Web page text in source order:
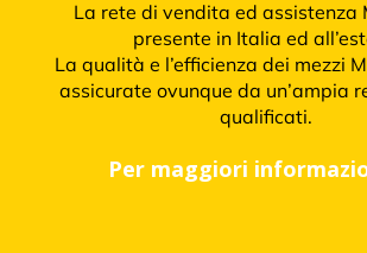
La rete di vendita ed assistenza
presente in Italia ed
La qualità e l’efficienza dei mezzi
assicurate ovunque da un’ampia
qualificati.
Per maggiori